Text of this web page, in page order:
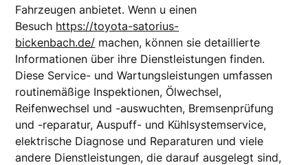
Fahrzeugen anbietet. Wenn u einen
Besuch https://toyota-satorius-
bickenbach.de/ machen, können sie detaillierte
Informationen über ihre Dienstleistungen finden.
Diese Service- und Wartungsleistungen umfassen
routinemäßige Inspektionen, Ölwechsel,
Reifenwechsel und -auswuchten, Bremsenprüfung
und -reparatur, Auspuff- und Kühlsystemservice,
elektrische Diagnose und Reparaturen und viele
andere Dienstleistungen, die darauf ausgelegt sind,